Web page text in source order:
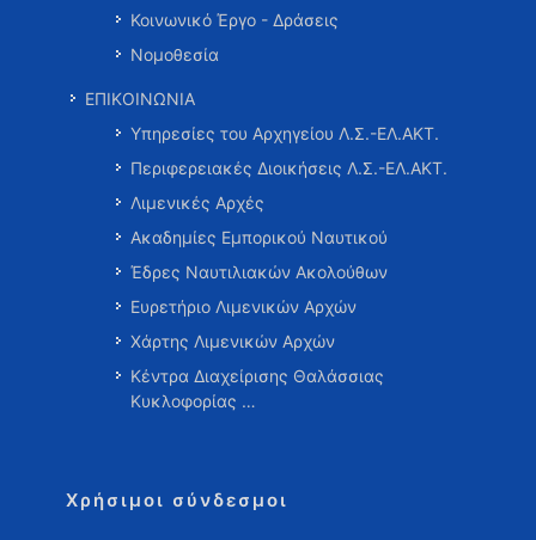
Κοινωνικό Έργο - Δράσεις
Νομοθεσία
ΕΠΙΚΟΙΝΩΝΙΑ
Υπηρεσίες του Αρχηγείου Λ.Σ.-ΕΛ.ΑΚΤ.
Περιφερειακές Διοικήσεις Λ.Σ.-ΕΛ.ΑΚΤ.
Λιμενικές Αρχές
Ακαδημίες Εμπορικού Ναυτικού
Έδρες Ναυτιλιακών Ακολούθων
Ευρετήριο Λιμενικών Αρχών
Χάρτης Λιμενικών Αρχών
Κέντρα Διαχείρισης Θαλάσσιας
Κυκλοφορίας …
Χρήσιμοι σύνδεσμοι